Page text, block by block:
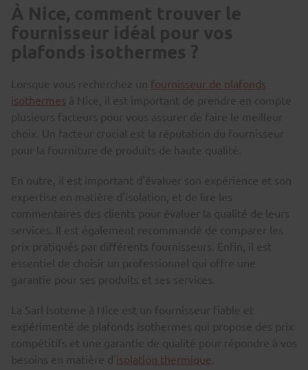
À Nice, comment trouver le
fournisseur idéal pour vos
plafonds isothermes ?
Lorsque vous recherchez un fournisseur de plafonds
isothermes à Nice, il est important de prendre en compte
plusieurs facteurs pour vous assurer de faire le meilleur
choix. Un facteur crucial est la réputation du fournisseur
pour la fourniture de produits de haute qualité.
En outre, il est important d'évaluer son expérience et son
expertise en matière d'isolation, et de lire les
commentaires des clients pour évaluer la qualité de leurs
services. Il est également recommandé de comparer les
prix pratiqués par différents fournisseurs. Enfin, il est
essentiel de choisir un professionnel qui offre une
garantie pour ses produits et ses services.
La Sarl Isoteme à Nice est un fournisseur fiable et
expérimenté de plafonds isothermes qui propose des prix
compétitifs et une garantie de qualité pour répondre à vos
besoins en matière d' isolation thermique